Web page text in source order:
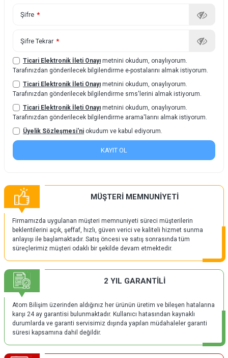
Şifre *
Şifre Tekrar *
Ticari Elektronik İleti Onayı metnini okudum, onaylıyorum.
Tarafınızdan gönderilecek bilgilendirme e-postalarını almak istiyorum.
Ticari Elektronik İleti Onayı metnini okudum, onaylıyorum.
Tarafınızdan gönderilecek bilgilendirme sms'lerini almak istiyorum.
Ticari Elektronik İleti Onayı metnini okudum, onaylıyorum.
Tarafınızdan gönderilecek bilgilendirme arama'larını almak istiyorum.
Üyelik Sözleşmesi'ni okudum ve kabul ediyorum.
KAYIT OL
MÜŞTERİ MEMNUNİYETİ
Firmamızda uygulanan müşteri memnuniyeti süreci müşterilerin
beklentilerini açık, şeffaf, hızlı, güven verici ve kaliteli hizmet sunma
anlayışı ile başlamaktadır. Satış öncesi ve satış sonrasında tüm
süreçlerimiz müşteri odaklı bir şekilde devam etmektedir.
2 YIL GARANTİLİ
Atom Bilişim üzerinden aldığınız her ürünün üretim ve bileşen hatalarına
karşı 24 ay garantisi bulunmaktadır. Kullanıcı hatasından kaynaklı
durumlarda ve garanti servisimiz dışında yapılan müdahaleler garanti
süresi kapsamına dahil değildir.